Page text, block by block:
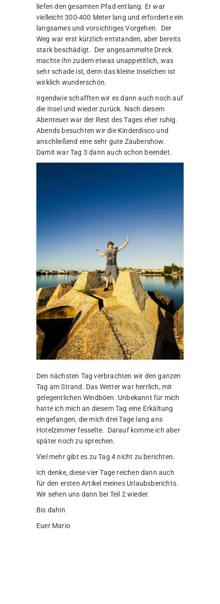
liefen den gesamten Pfad entlang. Er war
vielleicht 300-400 Meter lang und erforderte ein
langsames und vorsichtiges Vorgehen. Der
Weg war erst kürzlich entstanden, aber bereits
stark beschädigt. Der angesammelte Dreck
machte ihn zudem etwas unappetitlich, was
sehr schade ist, denn das kleine Inselchen ist
wirklich wunderschön.
Irgendwie schafften wir es dann auch noch auf
die Insel und wieder zurück. Nach diesem
Abenteuer war der Rest des Tages eher ruhig.
Abends besuchten wir die Kinderdisco und
anschließend eine sehr gute Zaubershow.
Damit war Tag 3 dann auch schon beendet.
Den nächsten Tag verbrachten wir den ganzen
Tag am Strand. Das Wetter war herrlich, mit
gelegentlichen Windböen. Unbekannt für mich
hatte ich mich an diesem Tag eine Erkältung
eingefangen, die mich drei Tage lang ans
Hotelzimmer fesselte. Darauf komme ich aber
später noch zu sprechen.
Viel mehr gibt es zu Tag 4 nicht zu berichten.
Ich denke, diese vier Tage reichen dann auch
für den ersten Artikel meines Urlaubsberichts.
Wir sehen uns dann bei Teil 2 wieder.
Bis dahin
Euer Mario